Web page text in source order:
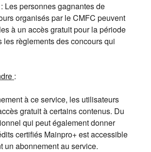
Les personnes gagnantes de
organisés par le CMFC peuvent
à un accès gratuit pour la période
les règlements des concours qui
:
à ce service, les utilisateurs
gratuit à certains contenus. Du
qui peut également donner
certifiés Mainpro+ est accessible
un abonnement au service.